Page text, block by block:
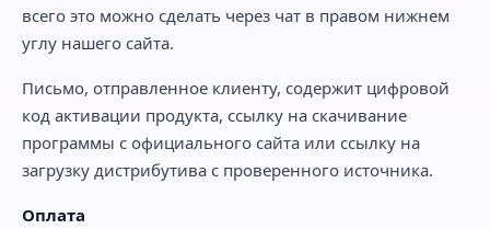
всего это можно сделать через чат в правом нижнем
углу нашего сайта.
Письмо, отправленное клиенту, содержит цифровой
код активации продукта, ссылку на скачивание
программы с официального сайта или ссылку на
загрузку дистрибутива с проверенного источника.
Оплата